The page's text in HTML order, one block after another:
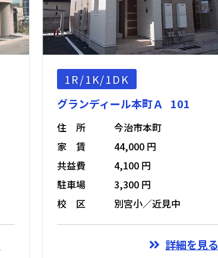
1R/1K/1DK
グランディール本町Ａ 101
住 所
今治市本町
家 賃
44,000 円
共益費
4,100 円
駐車場
3,300 円
校 区
別宮小／近見中
詳細を見る